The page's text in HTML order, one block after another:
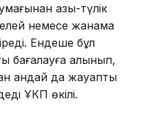
азық-түлік
немесе жанама
Ендеше бұл
бағалауға алынып,
қандай да жауапты
ҰКП өкілі.